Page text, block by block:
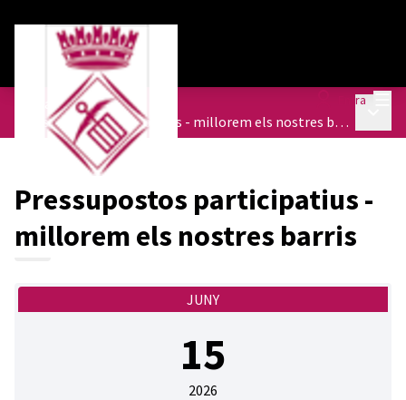
Entra
Trobades/
Pressupostos participatius - millorem els nostres barris
Pressupostos participatius -
millorem els nostres barris
JUNY
15
2026